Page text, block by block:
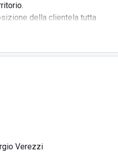
della clientela tutta
la possibilità di
spogliatoi e di docce
e dove è possibile
Verezzi